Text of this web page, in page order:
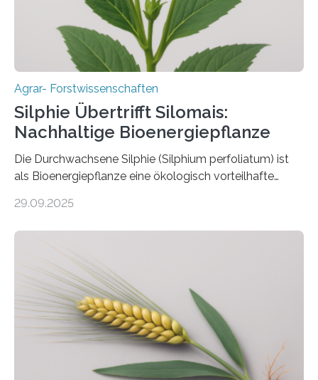
Insektenbiotechnologie neue biologische und
biotechnologische Verfahren zur…
Agrar- Forstwissenschaften
Silphie Übertrifft Silomais:
Nachhaltige Bioenergiepflanze
Die Durchwachsene Silphie (Silphium perfoliatum) ist
als Bioenergiepflanze eine ökologisch vorteilhafte
mehrjährigen Vergleichsstudie von Forschenden der
nach nachhaltigen Alternativen zur Energiegewinnung
aus landwirtschaftlichen Kulturen ist ein zentrales
Anliegen im Zuge der europäischen Klimaziele, bis
2050 klimaneutral zu werden. In Deutschland dominiert
bislang der Mais als Energiepflanze, doch sein Anbau
bringt ökologische Herausforderungen mit sich:
Bodenerosion, Nährstoffauswaschung und…
29.09.2025